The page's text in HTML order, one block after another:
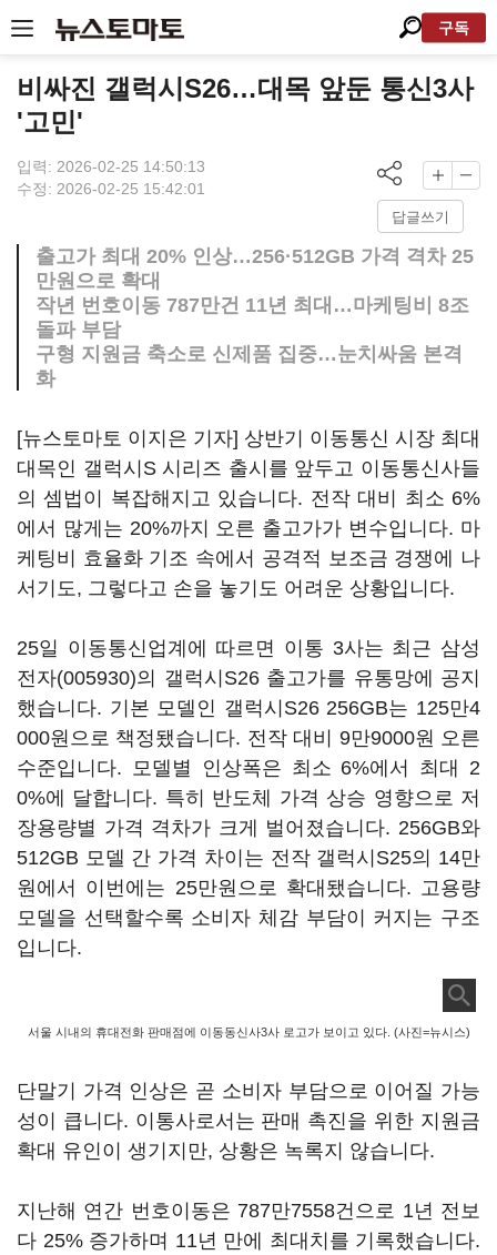
구독
비싸진 갤럭시S26…대목 앞둔 통신3사
'고민'
입력: 2026-02-25 14:50:13
수정: 2026-02-25 15:42:01
답글쓰기
출고가 최대 20% 인상…256·512GB 가격 격차 25
만원으로 확대
작년 번호이동 787만건 11년 최대…마케팅비 8조
돌파 부담
구형 지원금 축소로 신제품 집중…눈치싸움 본격
화
[뉴스토마토 이지은 기자] 상반기 이동통신 시장 최대
대목인 갤럭시S 시리즈 출시를 앞두고 이동통신사들
의 셈법이 복잡해지고 있습니다. 전작 대비 최소 6%
에서 많게는 20%까지 오른 출고가가 변수입니다. 마
케팅비 효율화 기조 속에서 공격적 보조금 경쟁에 나
서기도, 그렇다고 손을 놓기도 어려운 상황입니다.
25일 이동통신업계에 따르면 이통 3사는 최근 삼성
전자(005930)의 갤럭시S26 출고가를 유통망에 공지
했습니다. 기본 모델인 갤럭시S26 256GB는 125만4
000원으로 책정됐습니다. 전작 대비 9만9000원 오른
수준입니다. 모델별 인상폭은 최소 6%에서 최대 2
0%에 달합니다. 특히 반도체 가격 상승 영향으로 저
장용량별 가격 격차가 크게 벌어졌습니다. 256GB와
512GB 모델 간 가격 차이는 전작 갤럭시S25의 14만
원에서 이번에는 25만원으로 확대됐습니다. 고용량
모델을 선택할수록 소비자 체감 부담이 커지는 구조
입니다.
서울 시내의 휴대전화 판매점에 이동동신사3사 로고가 보이고 있다. (사진=뉴시스)
단말기 가격 인상은 곧 소비자 부담으로 이어질 가능
성이 큽니다. 이통사로서는 판매 촉진을 위한 지원금
확대 유인이 생기지만, 상황은 녹록지 않습니다.
지난해 연간 번호이동은 787만7558건으로 1년 전보
다 25% 증가하며 11년 만에 최대치를 기록했습니다.